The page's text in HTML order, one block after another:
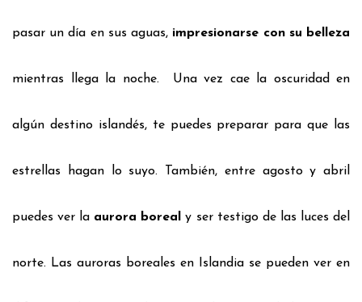
pasar un día en sus aguas, impresionarse con su belleza
mientras llega la noche. Una vez cae la oscuridad en
algún destino islandés, te puedes preparar para que las
estrellas hagan lo suyo. También, entre agostoy abril
puedes ver la aurora boreal y ser testigo de las luces del
norte. Las auroras boreales en Islandia se pueden ver en